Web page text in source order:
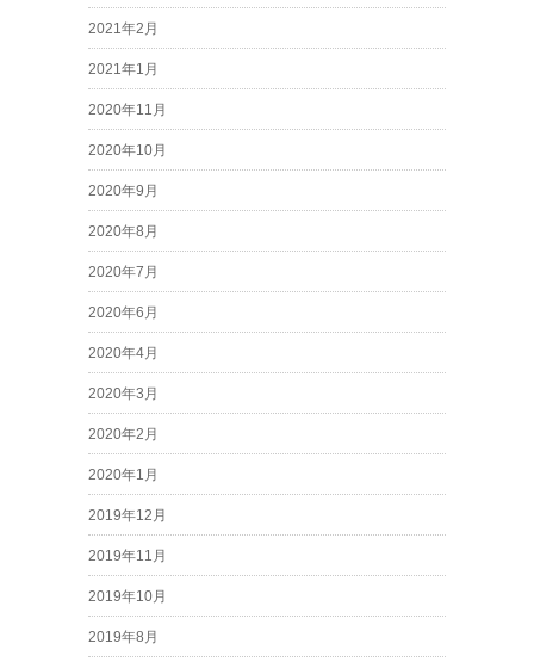
2021年2月
2021年1月
2020年11月
2020年10月
2020年9月
2020年8月
2020年7月
2020年6月
2020年4月
2020年3月
2020年2月
2020年1月
2019年12月
2019年11月
2019年10月
2019年8月